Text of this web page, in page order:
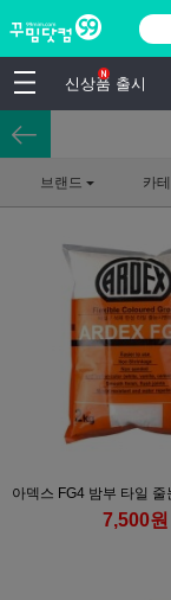
신상품 출시
브랜드 카
아덱스 FG4 밤부 타일 줄
7,500원